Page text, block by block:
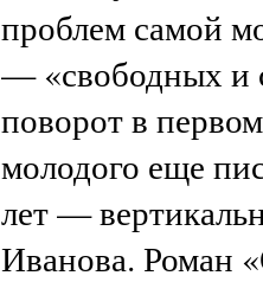
проблем самой
— «свободных
поворот в
молодого еще
лет —
Иванова. Роман